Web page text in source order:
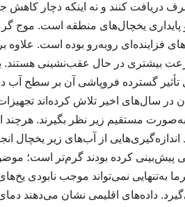
برف دریافت کنند و نه اینکه دچار
پایداری یخچال‌های منطقه است. موج
فزاینده‌ای روبه‌رو بوده است.
بیشتری در حال عقب‌نشینی هستند.
گسترده فروپاشی آن بر سطح آب
سال‌های اخیر تلاش کرده‌اند
به‌صورت مستقیم زیر نظر بگیرند.
از آب‌های زیر یخچال
پیش‌بینی کرده بودند گرم‌تر است؛
به‌تنهایی نمی‌تواند موجب نابودی
داده‌های اقلیمی نشان می‌دهند